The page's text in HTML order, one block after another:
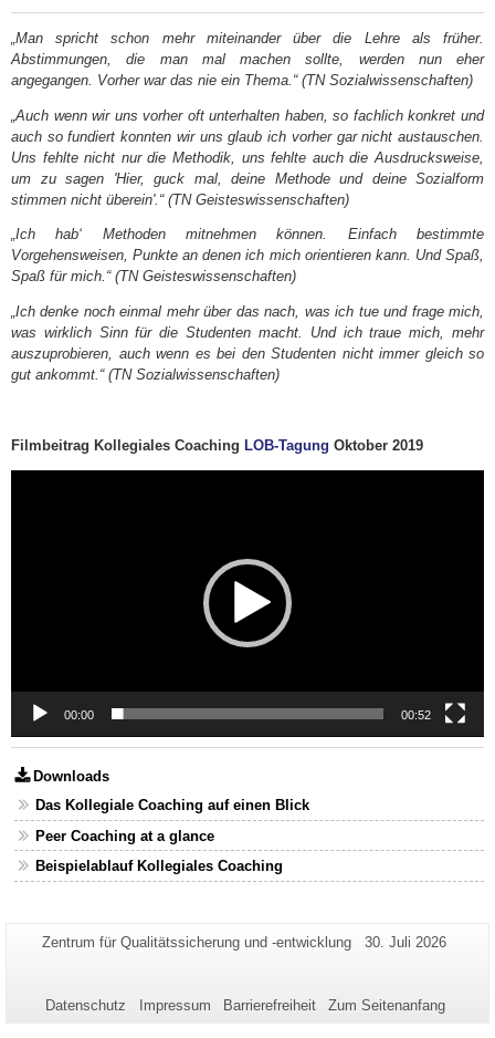
„Man spricht schon mehr miteinander über die Lehre als früher.
Abstimmungen, die man mal machen sollte, werden nun eher
angegangen. Vorher war das nie ein Thema.“ (TN Sozialwissenschaften)
„Auch wenn wir uns vorher oft unterhalten haben, so fachlich konkret und
auch so fundiert konnten wir uns glaub ich vorher gar nicht austauschen.
Uns fehlte nicht nur die Methodik, uns fehlte auch die Ausdrucksweise,
um zu sagen 'Hier, guck mal, deine Methode und deine Sozialform
stimmen nicht überein'.“ (TN Geisteswissenschaften)
„Ich hab‘ Methoden mitnehmen können. Einfach bestimmte
Vorgehensweisen, Punkte an denen ich mich orientieren kann. Und Spaß,
Spaß für mich.“ (TN Geisteswissenschaften)
„Ich denke noch einmal mehr über das nach, was ich tue und frage mich,
was wirklich Sinn für die Studenten macht. Und ich traue mich, mehr
auszuprobieren, auch wenn es bei den Studenten nicht immer gleich so
gut ankommt.“ (TN Sozialwissenschaften)
Filmbeitrag Kollegiales Coaching LOB-Tagung Oktober 2019
00:00 00:52
Downloads
Das Kollegiale Coaching auf einen Blick
Peer Coaching at a glance
Beispielablauf Kollegiales Coaching
Zusätzliche
dieser
Seiten-
Zentrum für Qualitätssicherung und -entwicklung
Letzte
30. Juli 2026
Datenschutz Impressum Barrierefreiheit Zum Seitenanfang